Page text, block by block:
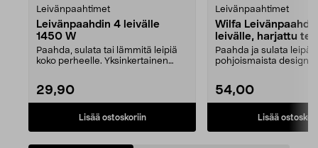
Leivänpaahtimet
Leivänpaahdin 4 leivälle
1450 W
Paahda, sulata tai lämmitä leipiä
koko perheelle. Yksinkertainen
29,90
Lisää ostoskoriin
Leivänpaahtimet
Wilfa
leivälle, harjattu
W
Paahda ja sulata leipäsi
pohjoismaista
54,00
Lisää